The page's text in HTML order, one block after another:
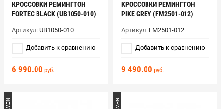
КРОССОВКИ РЕМИНГТОН
FORTEC BLACK (UB1050-010)
Артикул: UB1050-010
Добавить к сравнению
6 990.00 руб.
КРОССОВКИ РЕМИНГТОН
PIKE GREY (FM2501-012)
Артикул:FM2501-012
Добавить к сравнению
9 490.00 руб.
NEW NEW